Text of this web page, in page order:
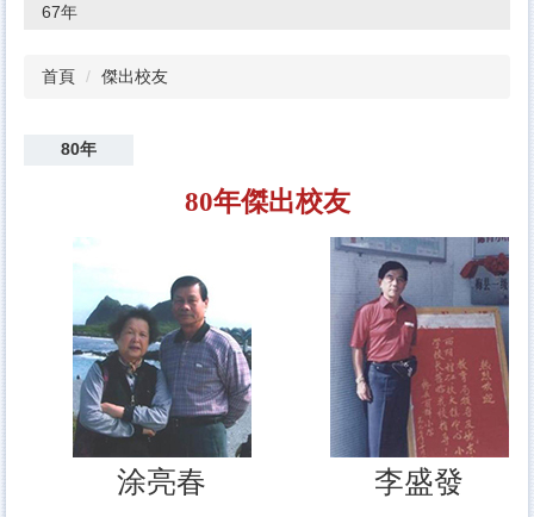
67年
首頁 傑出校友
80年
80年傑出校友
涂亮春 李盛發